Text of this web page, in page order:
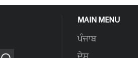
MAIN MENU
ਪੰਜਾਬ